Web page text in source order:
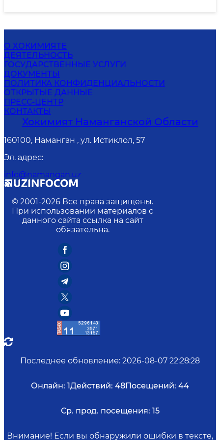
О ХОКИМИЯТЕ
ДЕЯТЕЛЬНОСТЬ
ГОСУДАРСТВЕННЫЕ УСЛУГИ
ДОКУМЕНТЫ
ПОЛИТИКА КОНФИДЕНЦИАЛЬНОСТИ
ОТКРЫТЫЕ ДАННЫЕ
ПРЕСС-ЦЕНТР
КОНТАКТЫ
Хокимият Наманганской Области
160100, Наманган , ул. Истиклол, 57
Эл. адрес:
info@namangan.uz
© 2001-2026 Все права защищены.
При использовании материалов с
данного сайта ссылка на сайт
обязательна.
Последнее обновление: 2026-08-07 22:28:28
Онлайн: 1Действий: 48Посещений: 44
Ср. прод. посещения: 15
Внимание! Если вы обнаружили ошибки в тексте,